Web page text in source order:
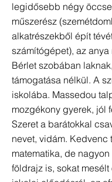
legidősebb négy
műszerész
alkatrészekből épít
számítógépet), az
Bérlet szobában
támogatása nélkül. A
iskolába. Massedou
mozgékony gyerek, jól
Szeret a barátokkal
nevet, vidám. Kedvenc
matematika, de
földrajz is, sokat mesélt